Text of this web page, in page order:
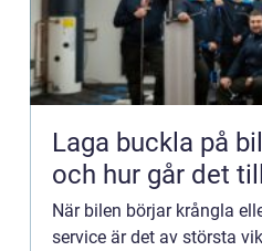
Laga buckla på bil vad lönar sig
och hur går det
När bilen börjar krångla
service är det av största